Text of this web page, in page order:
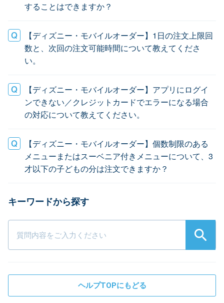
することはできますか？
【ディズニー・モバイルオーダー】1日の注文上限回
数と、次回の注文可能時間について教えてくださ
い。
【ディズニー・モバイルオーダー】アプリにログイ
ンできない／クレジットカードでエラーになる場合
の対応について教えてください。
【ディズニー・モバイルオーダー】個数制限のある
メニューまたはスーベニア付きメニューについて、3
才以下の子どもの分は注文できますか？
ヘルプTOPにもどる